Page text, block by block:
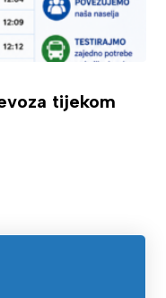
tijekom